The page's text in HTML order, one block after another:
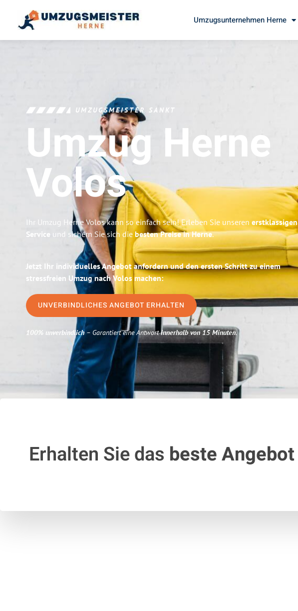
Umzugsunternehmen Herne
UMZUGSMEISTER SANKT
Umzug Herne
Volos
Ihr Umzug Herne Volos kann so einfach sein! Erleben Sie unseren erstklassigen
Service und sichern Sie sich die besten Preise in Herne.
Jetzt Ihr individuelles Angebot anfordern und den ersten Schritt zu einem
stressfreien Umzug nach Volos machen:
UNVERBINDLICHES ANGEBOT ERHALTEN
100% unverbindlich– Garantiert eine Antwortinnerhalb von 15 Minuten.
Erhalten Sie das beste Angebot